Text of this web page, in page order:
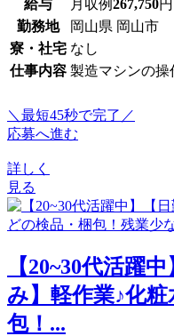
給与 月収例267,750円
勤務地
岡山県 岡山市
寮・社宅 なし
仕事内容 製造マシンの操
＼最短45秒で完了／
応募へ進む
詳しく
見る
【20~30代活躍
み】軽作業♪化
包！...